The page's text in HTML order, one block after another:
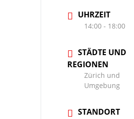
UHRZEIT
14:00 - 18:00
STÄDTE UND
REGIONEN
Zürich und
Umgebung
STANDORT